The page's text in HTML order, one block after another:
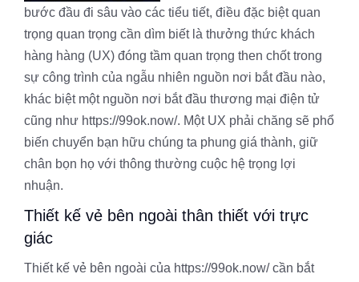
bước đầu đi sâu vào các tiểu tiết, điều đặc biệt quan
trọng quan trọng cần dìm biết là thưởng thức khách
hàng hàng (UX) đóng tầm quan trọng then chốt trong
sự công trình của ngẫu nhiên nguồn nơi bắt đầu nào,
khác biệt một nguồn nơi bắt đầu thương mại điện tử
cũng như https://99ok.now/. Một UX phải chăng sẽ phổ
biến chuyển bạn hữu chúng ta phung giá thành, giữ
chân bọn họ với thông thường cuộc hệ trọng lợi
nhuận.
Thiết kế vẻ bên ngoài thân thiết với trực
giác
Thiết kế vẻ bên ngoài của https://99ok.now/ cần bắt